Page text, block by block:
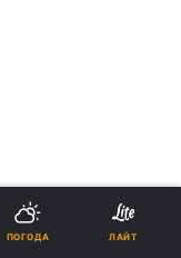
ПОГОДА ЛАЙТ